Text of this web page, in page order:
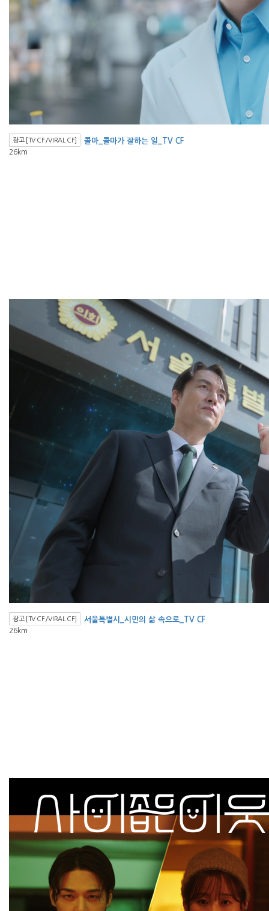
광고 [TV CF/VIRAL CF] 콜마_콜마가 잘하는 일_TV CF
26km
광고 [TV CF/VIRAL CF] 서울특별시_시민의 삶 속으로_TV CF
26km